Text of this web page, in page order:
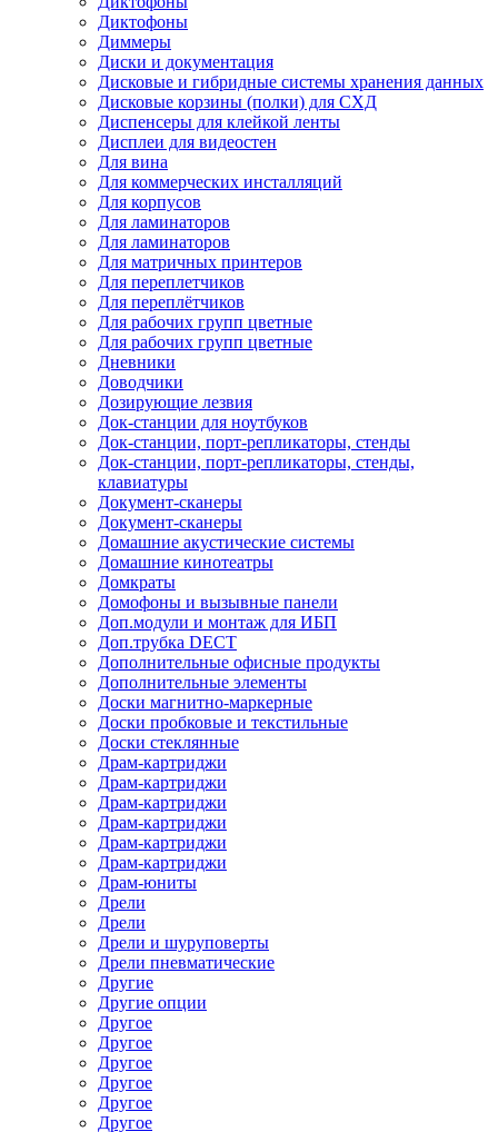
Диктофоны
Диммеры
Диски и документация
Дисковые и гибридные системы хранения данных
Дисковые корзины (полки) для СХД
Диспенсеры для клейкой ленты
Дисплеи для видеостен
Для вина
Для коммерческих инсталляций
Для корпусов
Для ламинаторов
Для ламинаторов
Для матричных принтеров
Для переплетчиков
Для переплётчиков
Для рабочих групп цветные
Для рабочих групп цветные
Дневники
Доводчики
Дозирующие лезвия
Док-станции для ноутбуков
Док-станции, порт-репликаторы, стенды
Док-станции, порт-репликаторы, стенды,
клавиатуры
Документ-сканеры
Документ-сканеры
Домашние акустические системы
Домашние кинотеатры
Домкраты
Домофоны и вызывные панели
Доп.модули и монтаж для ИБП
Доп.трубка DECT
Дополнительные офисные продукты
Дополнительные элементы
Доски магнитно-маркерные
Доски пробковые и текстильные
Доски стеклянные
Драм-картриджи
Драм-картриджи
Драм-картриджи
Драм-картриджи
Драм-картриджи
Драм-картриджи
Драм-юниты
Дрели
Дрели
Дрели и шуруповерты
Дрели пневматические
Другие
Другие опции
Другое
Другое
Другое
Другое
Другое
Другое